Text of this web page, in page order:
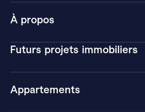
À propos
Futurs projets immobiliers
Appartements